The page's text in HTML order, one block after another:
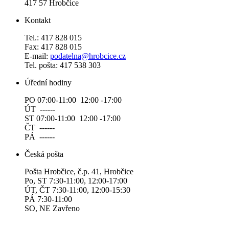
417 57 Hrobčice
Kontakt
Tel.: 417 828 015
Fax: 417 828 015
E-mail: podatelna@hrobcice.cz
Tel. pošta: 417 538 303
Úřední hodiny
PO 07:00-11:00 12:00 -17:00
ÚT ------
ST 07:00-11:00 12:00 -17:00
ČT ------
PÁ ------
Česká pošta
Pošta Hrobčice, č.p. 41, Hrobčice
Po, ST 7:30-11:00, 12:00-17:00
ÚT, ČT 7:30-11:00, 12:00-15:30
PÁ 7:30-11:00
SO, NE Zavřeno